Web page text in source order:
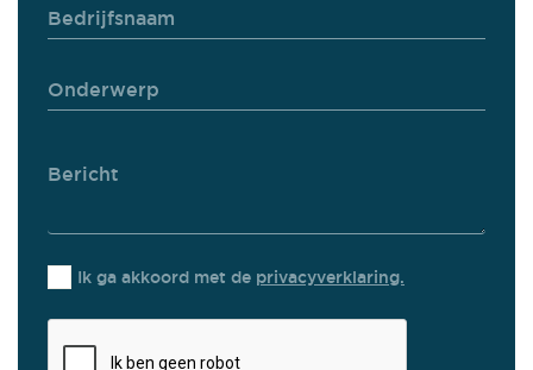
Ik ga akkoord met de privacyverklaring.